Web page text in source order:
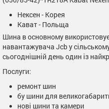
Нексен - Корея
Кават - Польща
Шина в основному
навантажувача Jcb у
сьогоднішній день один із
Послуги:
ремонт шин
бу шини для
нові шини та камери